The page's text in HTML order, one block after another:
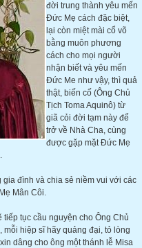
đời trung thành yêu mến
Đức Mẹ cách đặc biệt,
lại còn miệt mài cổ võ
bằng muôn phương
cách cho mọi người
nhận biết và yêu mến
Đức Me như vậy, thì quả
thật, biến cố (Ông Chủ
Tịch Toma Aquinô) từ
giã cỏi đời tạm này để
trở về Nhà Cha, cùng
được gặp mặt Đức Mẹ
đình và chia sẻ niềm vui với các
Mân Côi.
tiếp tục cầu nguyện cho Ông Chủ
hiệp sĩ hãy quảng đại, tỏ lòng
dâng cho ông một thánh lễ Misa